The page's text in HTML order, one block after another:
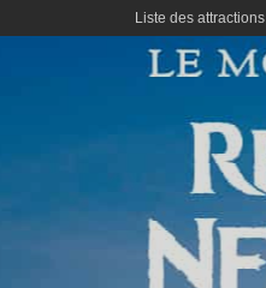
Liste des attractions